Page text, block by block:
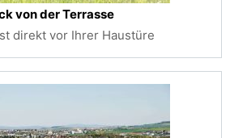
von der Terrasse
direkt vor Ihrer Haustüre